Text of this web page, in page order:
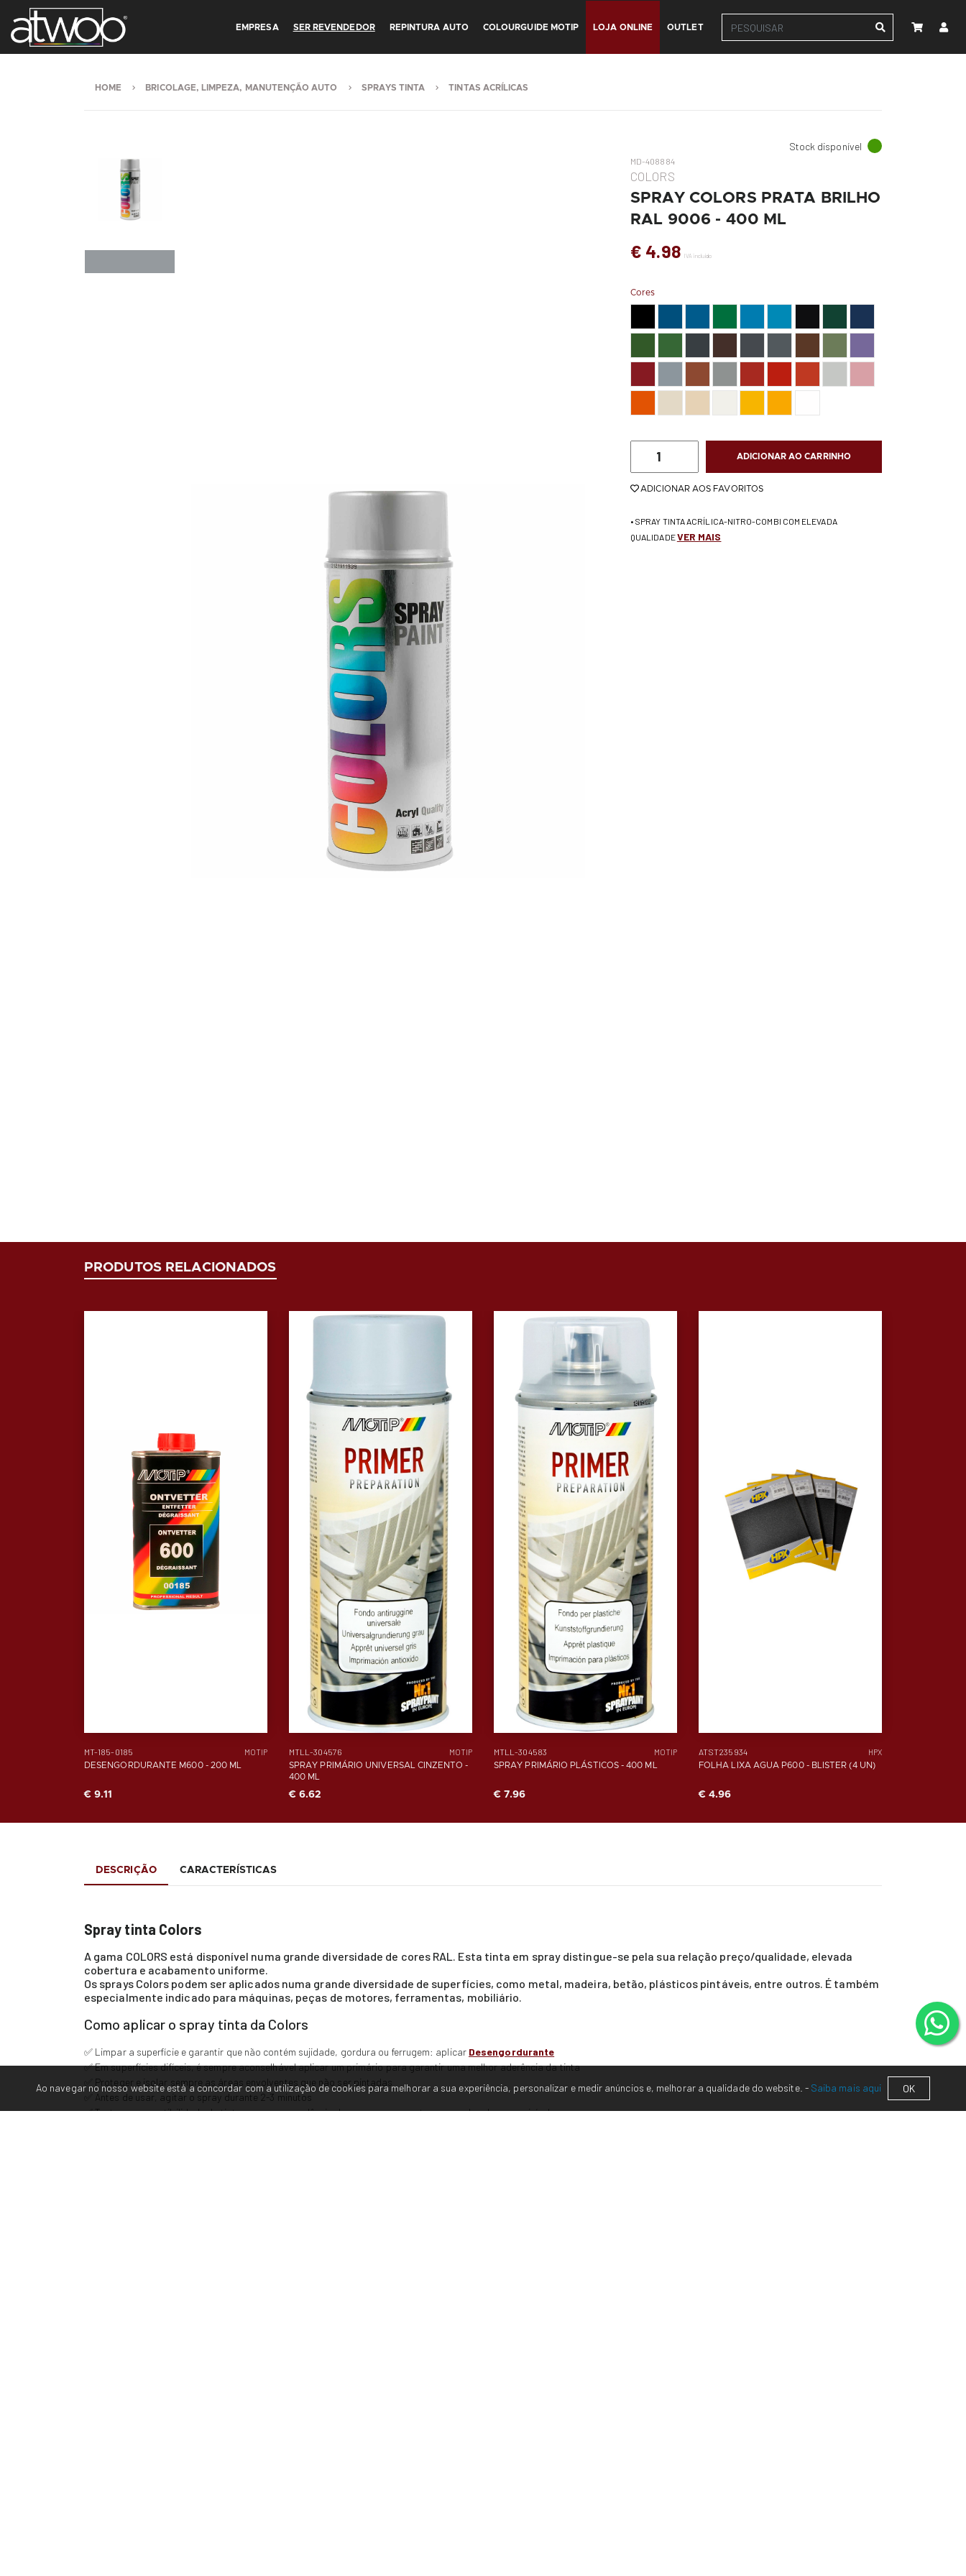
EMPRESA SER REVENDEDOR REPINTURA AUTO COLOURGUIDE MOTIP LOJA ONLINE OUTLET
HOME BRICOLAGE, LIMPEZA, MANUTENÇÃO AUTO SPRAYS TINTA TINTAS ACRÍLICAS
Stock disponível
MD-408884
COLORS
SPRAY COLORS PRATA BRILHO
RAL 9006 - 400 ML
€ 4.98 IVA incluído
Cores
ADICIONAR AO CARRINHO
ADICIONAR AOS FAVORITOS
• SPRAY TINTA ACRÍLICA-NITRO-COMBI COM ELEVADA
QUALIDADEVER MAIS
PRODUTOS RELACIONADOS
MT-185-0185 MOTIP
DESENGORDURANTE M600 - 200 ML
€ 9.11
MTLL-304576 MOTIP
SPRAY PRIMÁRIO UNIVERSAL CINZENTO -
400 ML
€ 6.62
MTLL-304583 MOTIP
SPRAY PRIMÁRIO PLÁSTICOS - 400 ML
€ 7.96
ATST235934 HPX
FOLHA LIXA AGUA P600 - BLISTER (4 UN)
€ 4.96
DESCRIÇÃO CARACTERÍSTICAS
Spray tinta Colors
A gama COLORS está disponível numa grande diversidade de cores RAL. Esta tinta em spray distingue-se pela sua relação preço/qualidade, elevada
cobertura e acabamento uniforme.
Os sprays Colors podem ser aplicados numa grande diversidade de superfícies, como metal, madeira, betão, plásticos pintáveis, entre outros. É também
especialmente indicado para máquinas, peças de motores, ferramentas, mobiliário.
Como aplicar o spray tinta da Colors
✅ Limpar a superfície e garantir que não contém sujidade, gordura ou ferrugem: aplicar Desengordurante
✅ Em superfícies difíceis, é sempre aconselhável aplicar um primário para garantir uma melhor aderência da tinta
✅ Proteger e isolar sempre as áreas envolventes que não ser pintadas
✅ Antes de usar, agitar o spray durante 2-3 minutos
✅ Testar a compatibilidade da tinta e a correspondência da cor, numa amostra ou num local menos visível
Ao navegar no nosso website está a concordar com a utilização de cookies para melhorar a sua experiência, personalizar e medir anúncios e, melhorar a qualidade do website. - Saiba mais aqui OK